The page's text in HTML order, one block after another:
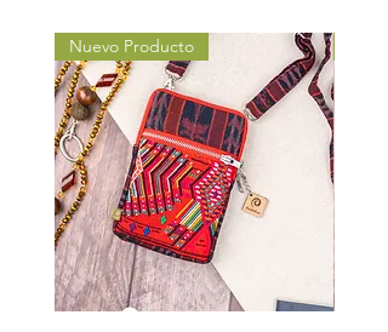
Nuevo Producto